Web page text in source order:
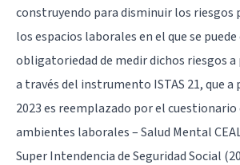
construyendo para disminuir los riesgos
los espacios laborales en el que se
obligatoriedad de medir dichos riesgos
a través del instrumento ISTAS 21, que a
2023 es reemplazado por el cuestionario
ambientes laborales – Salud Mental
Super Intendencia de Seguridad Social